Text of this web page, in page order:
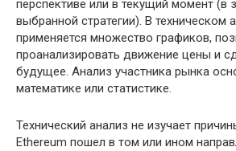
перспективе или в текущий момент (в
выбранной стратегии). В техническом
применяется множество графиков,
проанализировать движение цены и
будущее. Анализ участника рынка
математике или статистике.
Технический анализ не изучает
Ethereum пошел в том или ином